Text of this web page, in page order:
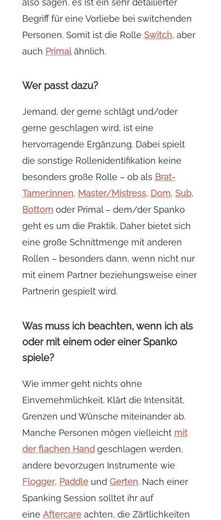
Begriff für eine Vorliebe bei switchenden
Personen. Somit ist die Rolle Switch, aber
auch Primalähnlich.
Wer passt dazu?
Jemand, der gerne schlägt und/oder
gerne geschlagen wird, ist eine
hervorragende Ergänzung. Dabei spielt
die sonstige Rollenidentifikation keine
besonders große Rolle – ob als Brat-
Tamer:innen, Master/Mistress, Dom, Sub,
Bottom oder Primal – dem/der Spanko
geht es um die Praktik. Daher bietet sich
eine große Schnittmenge mit anderen
Rollen – besonders dann, wenn nicht nur
mit einem Partner beziehungsweise einer
Partnerin gespielt wird.
Was muss ich beachten, wenn ich als
oder mit einem oder einer Spanko
spiele?
Wie immer geht nichts ohne
Einvernehmlichkeit. Klärt die Intensität,
Grenzen und Wünsche miteinander ab.
Manche Personen mögen vielleicht mit
der flachen Handgeschlagen werden,
andere bevorzugen Instrumente wie
Flogger, Paddleund Gerten. Nach einer
Spanking Session solltet ihr auf
eine Aftercareachten, die Zärtlichkeiten